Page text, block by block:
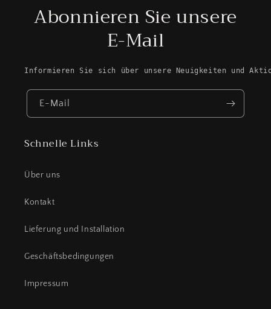
Abonnieren Sie unsere
E-Mail
Informieren Sie sich über unsere Neuigkeiten und
E-Mail
Schnelle Links
Über uns
Kontakt
Lieferung und Installation
Geschäftsbedingungen
Impressum